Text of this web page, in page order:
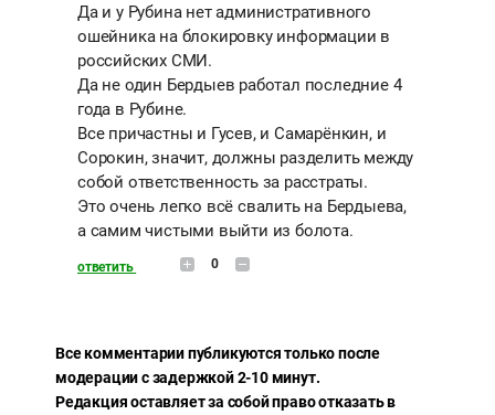
Да и у Рубина нет административного
ошейника на блокировку информации в
российских СМИ.
Да не один Бердыев работал последние 4
года в Рубине.
Все причастны и Гусев, и Самарёнкин, и
Сорокин, значит, должны разделить между
собой ответственность за расстраты.
Это очень легко всё свалить на Бердыева,
а самим чистыми выйти из болота.
ответить 0
Все комментарии публикуются только после
модерации с задержкой 2-10 минут.
Редакция оставляет за собой право отказать в